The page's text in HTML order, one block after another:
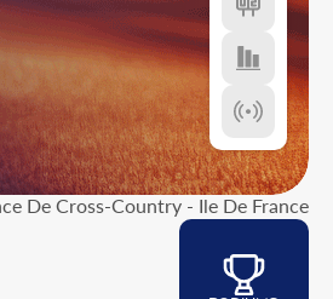
De Cross-Country - Ile De France